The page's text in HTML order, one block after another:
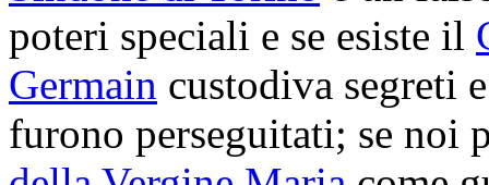
poteri speciali e se esiste il
Germain custodiva segreti
furono perseguitati; se noi